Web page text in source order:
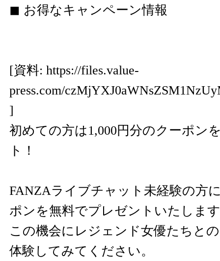
◼︎ お得なキャンペーン情報
[資料: https://files.value-
press.com/
]
初めての方は1,000円分のクーポン
ト！
FANZAライブチャット未経験の方
ポンを無料でプレゼントいたしま
この機会にレジェンド女優たちと
体験してみてください。